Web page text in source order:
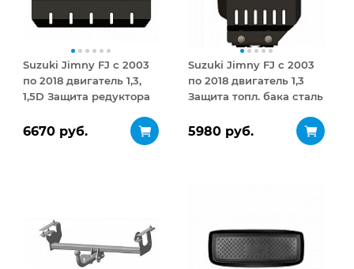
Suzuki Jimny FJ с 2003
по 2018 двигатель 1,3,
1,5D Защита редуктора
6670 руб.
Suzuki Jimny FJ с 2003
по 2018 двигатель 1,3
Защита топл. бака сталь
5980 руб.